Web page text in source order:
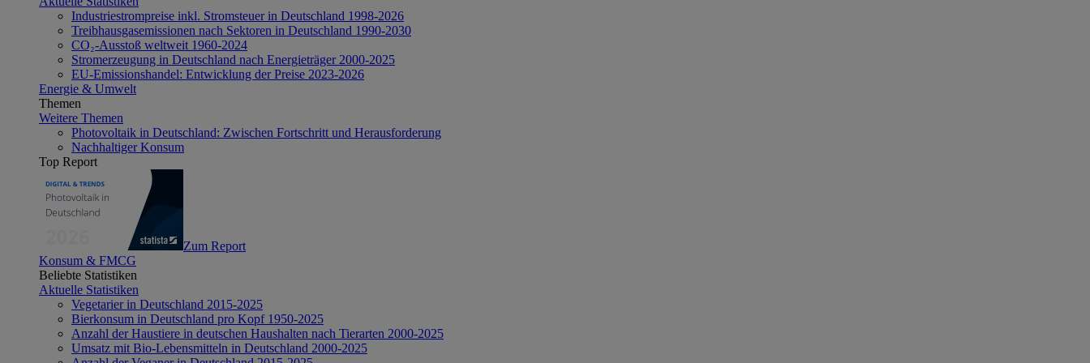
Industriestrompreise inkl. Stromsteuer in Deutschland 1998-2026
Treibhausgasemissionen nach Sektoren in Deutschland 1990-2030
CO₂-Ausstoß weltweit 1960-2024
Stromerzeugung in Deutschland nach Energieträger 2000-2025
EU-Emissionshandel: Entwicklung der Preise 2023-2026
Energie & Umwelt
Themen
Weitere Themen
Photovoltaik in Deutschland: Zwischen Fortschritt und Herausforderung
Nachhaltiger Konsum
Top Report
Zum Report
Konsum & FMCG
Beliebte Statistiken
Aktuelle Statistiken
Vegetarier in Deutschland 2015-2025
Bierkonsum in Deutschland pro Kopf 1950-2025
Anzahl der Haustiere in deutschen Haushalten nach Tierarten 2000-2025
Umsatz mit Bio-Lebensmitteln in Deutschland 2000-2025